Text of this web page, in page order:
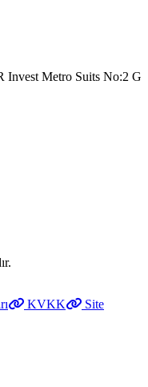
Invest Metro Suits No:2 G
KVKK
Site